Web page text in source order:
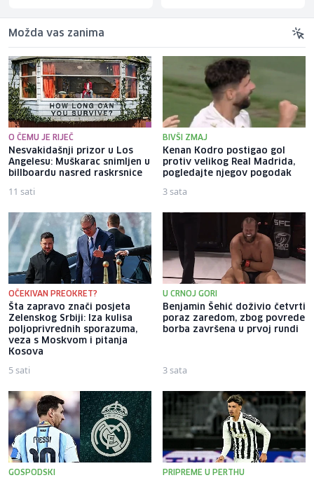
Možda vas zanima
O ČEMU JE RIJEČ
Nesvakidašnji prizor u Los
Angelesu: Muškarac snimljen u
billboardu nasred raskrsnice
11 sati
BIVŠI ZMAJ
Kenan Kodro postigao gol
protiv velikog Real Madrida,
pogledajte njegov pogodak
3 sata
OČEKIVAN PREOKRET?
Šta zapravo znači posjeta
Zelenskog Srbiji: Iza kulisa
poljoprivrednih sporazuma,
veza s Moskvom i pitanja
Kosova
5 sati
U CRNOJ GORI
Benjamin Šehić doživio četvrti
poraz zaredom, zbog povrede
borba završena u prvoj rundi
3 sata
GOSPODSKI PRIPREME U PERTHU